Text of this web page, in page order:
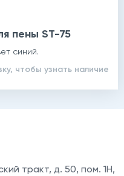
пены ST-75
синий.
чтобы узнать наличие
тракт, д. 50, пом. 1Н,